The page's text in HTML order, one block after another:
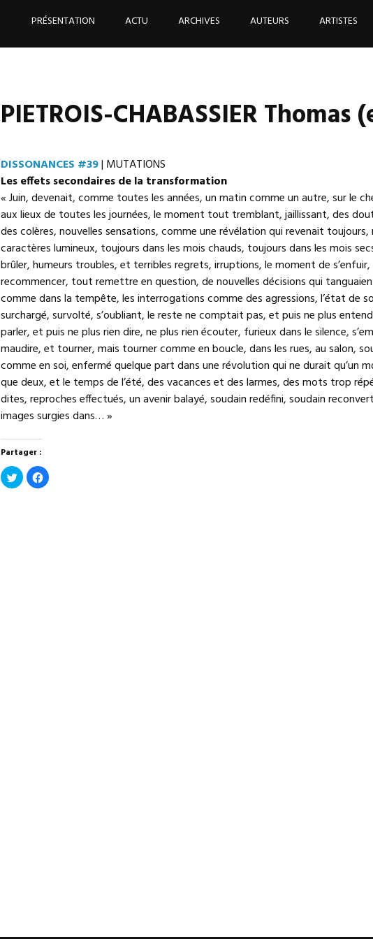
PRÉSENTATION ACTU ARCHIVES AUTEURS ARTISTES
PIETROIS-CHABASSIER
DISSONANCES #39| MUTATIONS
Les effets secondaires de la transformation
« Juin, devenait, comme toutes les années, un matin comme un autre, sur le
aux lieux de toutes les journées, le moment tout tremblant, jaillissant, des
des colères, nouvelles sensations, comme une révélation qui revenait
caractères lumineux, toujours dans les mois chauds, toujours dans les mois
brûler, humeurs troubles, et terribles regrets, irruptions, le moment de
recommencer, tout remettre en question, de nouvelles décisions qui
comme dans la tempête, les interrogations comme des agressions, l’état de
surchargé, survolté, s’oubliant, le reste ne comptait pas, et puis ne plus
parler, et puis ne plus rien dire, ne plus rien écouter, furieux dans le silence,
maudire, et tourner, mais tourner comme en boucle, dans les rues, au salon,
comme en soi, enfermé quelque part dans une révolution qui ne durait qu’un
que deux, et le temps de l’été, des vacances et des larmes, des mots trop
dites, reproches effectués, un avenir balayé, soudain redéfini, soudain
images surgies dans… »
Partager :
Cliquez
pour
partager
Cliquez
pour